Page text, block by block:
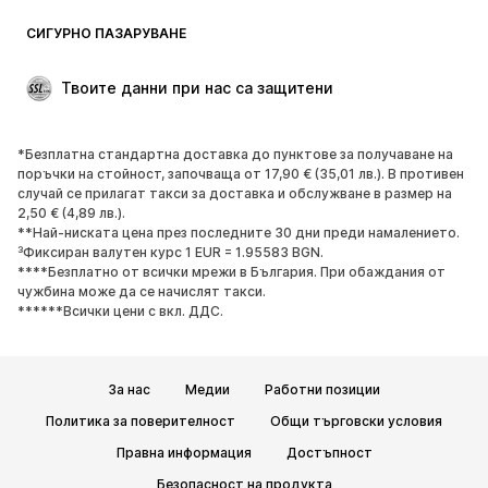
СИГУРНО ПАЗАРУВАНЕ
Твоите данни при нас са защитени
*Безплатна стандартна доставка до пунктове за получаване на
поръчки на стойност, започваща от 17,90 € (35,01 лв.). В противен
случай се прилагат такси за доставка и обслужване в размер на
2,50 € (4,89 лв.).
**Най-ниската цена през последните 30 дни преди намалението.
³Фиксиран валутен курс 1 EUR = 1.95583 BGN.
****Безплатно от всички мрежи в България. При обаждания от
чужбина може да се начислят такси.
******Всички цени с вкл. ДДС.
За нас Медии
Работни позиции
Политика за поверителност
Общи търговски условия
Правна информация
Достъпност
Безопасност на продукта